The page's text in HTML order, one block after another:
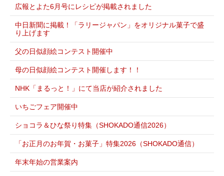
広報とよた6月号にレシピが掲載されました
中日新聞に掲載！「ラリージャパン」をオリジナル菓子で盛
り上げます
父の日似顔絵コンテスト開催中
母の日似顔絵コンテスト開催します！！
NHK「まるっと！」にて当店が紹介されました
いちごフェア開催中
ショコラ＆ひな祭り特集（SHOKADO通信2026）
「お正月のお年賀・お菓子」特集2026（SHOKADO通信）
年末年始の営業案内